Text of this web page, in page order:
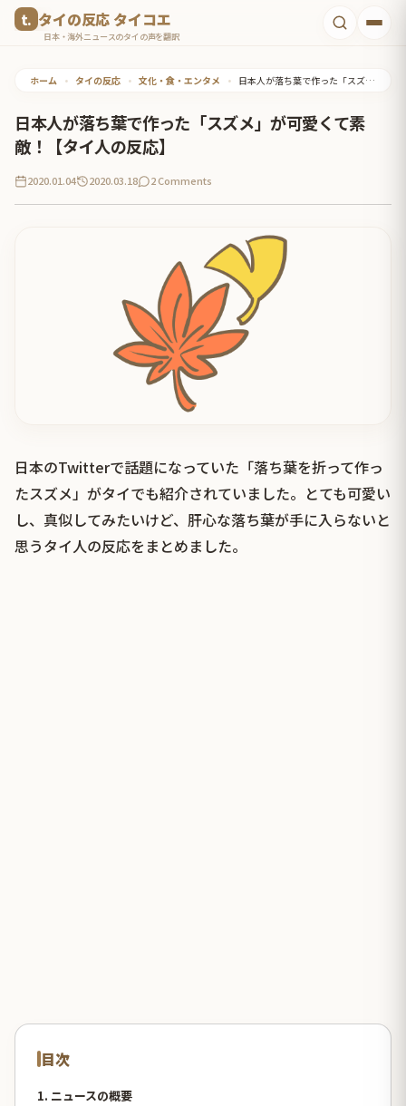
タイの反応 タイコエ
日本・海外ニュースのタイの声を翻訳
ホーム • タイの反応 • 文化・食・エンタメ • 日本人が落ち葉で作った「スズメ」が可愛くて素敵！【タイ人の反応】
日本人が落ち葉で作った「スズメ」が可愛くて素
敵！【タイ人の反応】
2020.01.04 2020.03.18 2 Comments
日本のTwitterで話題になっていた「落ち葉を折って作っ
たスズメ」がタイでも紹介されていました。とても可愛い
し、真似してみたいけど、肝心な落ち葉が手に入らないと
思うタイ人の反応をまとめました。
目次
1. ニュースの概要